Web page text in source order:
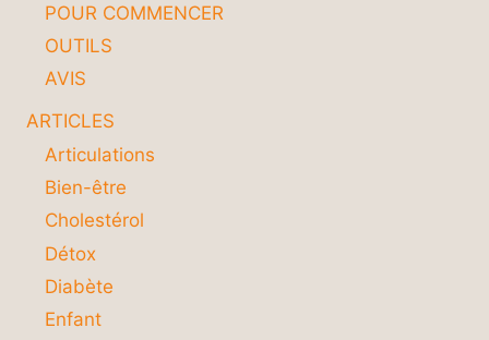
POUR COMMENCER
OUTILS
AVIS
ARTICLES
Articulations
Bien-être
Cholestérol
Détox
Diabète
Enfant